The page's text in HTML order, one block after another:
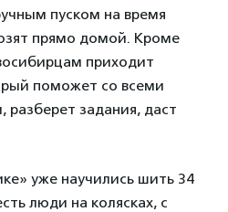
пуском на время
прямо домой. Кроме
приходит
поможет со всеми
задания, даст
уже научились шить 34
люди на колясках, с